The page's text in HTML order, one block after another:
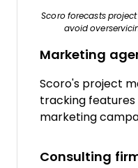
Scoro forecasts
avoid
Marketing
Scoro's project
tracking features
marketing
Consulting